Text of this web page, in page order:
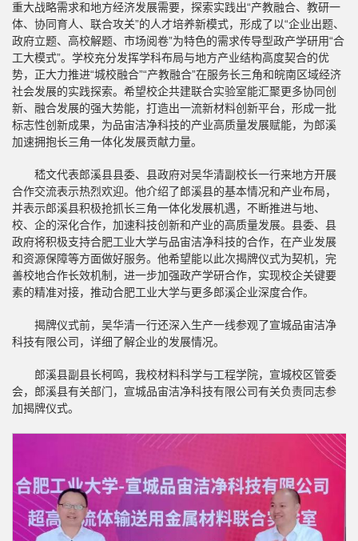
重大战略需求和地方经济发展需要，探索实践出“产教融合、教研一
体、协同育人、联合攻关”的人才培养新模式，形成了以“企业出题、
政府立题、高校解题、市场阅卷”为特色的需求传导型政产学研用“合
工大模式”。学校充分发挥学科布局与地方产业结构高度契合的优
势，正大力推进“城校融合”“产教融合”在服务长三角和皖南区域经济
社会发展的实践探索。希望校企共建联合实验室能汇聚更多协同创
新、融合发展的强大势能，打造出一流新材料创新平台，形成一批
标志性创新成果，为品宙洁净科技的产业高质量发展赋能，为郎溪
加速拥抱长三角一体化发展贡献力量。
嵇文代表郎溪县县委、县政府对吴华清副校长一行来地方开展
合作交流表示热烈欢迎。他介绍了郎溪县的基本情况和产业布局，
并表示郎溪县积极抢抓长三角一体化发展机遇，不断推进与地、
校、企的深化合作，加速科技创新和产业的高质量发展。县委、县
政府将积极支持合肥工业大学与品宙洁净科技的合作，在产业发展
和资源保障等方面做好服务。他希望能以此次揭牌仪式为契机，完
善校地合作长效机制，进一步加强政产学研合作，实现校企关键要
素的精准对接，推动合肥工业大学与更多郎溪企业深度合作。
揭牌仪式前，吴华清一行还深入生产一线参观了宣城品宙洁净
科技有限公司，详细了解企业的发展情况。
郎溪县副县长柯鸣，我校材料科学与工程学院，宣城校区管委
会，郎溪县有关部门，宣城品宙洁净科技有限公司有关负责同志参
加揭牌仪式。